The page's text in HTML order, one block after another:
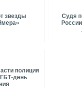
звезды
Судя
полиция
день